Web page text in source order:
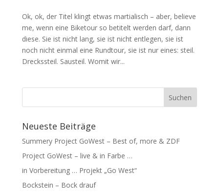
Ok, ok, der Titel klingt etwas martialisch – aber, believe
me, wenn eine Biketour so betitelt werden darf, dann
diese. Sie ist nicht lang, sie ist nicht entlegen, sie ist
noch nicht einmal eine Rundtour, sie ist nur eines: steil.
Dreckssteil. Sausteil. Womit wir...
Neueste Beiträge
Summery Project GoWest – Best of, more & ZDF
Project GoWest – live & in Farbe …
in Vorbereitung … Projekt „Go West“
Bockstein – Bock drauf